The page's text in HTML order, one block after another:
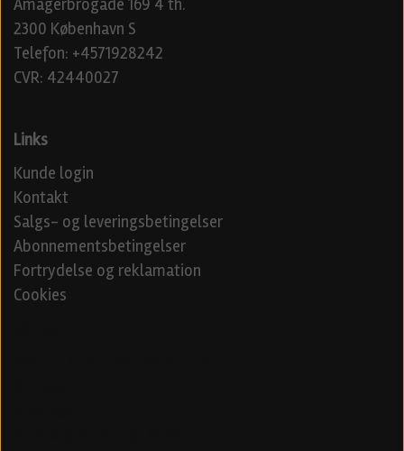
Amagerbrogade 169 4 th.
2300 København S
Telefon: +4571928242
CVR: 42440027
Links
Kunde login
Kontakt
Salgs- og leveringsbetingelser
Abonnementsbetingelser
Fortrydelse og reklamation
Cookies